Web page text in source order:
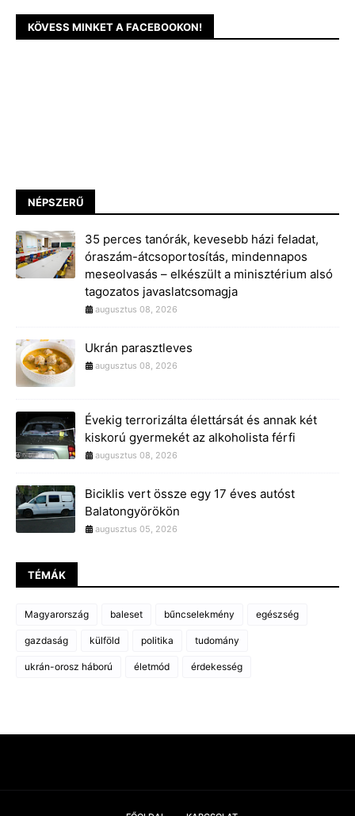
KÖVESS MINKET A FACEBOOKON!
NÉPSZERŰ
35 perces tanórák, kevesebb házi feladat,
óraszám-átcsoportosítás, mindennapos
meseolvasás – elkészült a minisztérium alsó
tagozatos javaslatcsomagja
augusztus 08, 2026
Ukrán parasztleves
augusztus 08, 2026
Évekig terrorizálta élettársát és annak két
kiskorú gyermekét az alkoholista férfi
augusztus 08, 2026
Biciklis vert össze egy 17 éves autóst
Balatongyörökön
augusztus 05, 2026
TÉMÁK
Magyarország baleset bűncselekmény egészség
gazdaság külföld politika tudomány
ukrán-orosz háború életmód érdekesség